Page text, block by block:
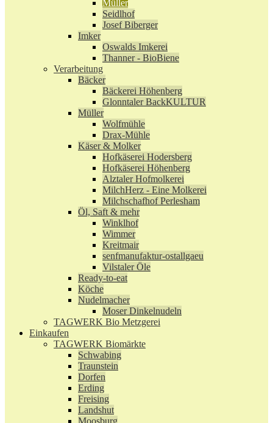
Müller
Seidlhof
Josef Biberger
Imker
Oswalds Imkerei
Thanner - BioBiene
Verarbeitung
Bäcker
Bäckerei Höhenberg
Glonntaler BackKULTUR
Müller
Wolfmühle
Drax-Mühle
Käser & Molker
Hofkäserei Hodersberg
Hofkäserei Höhenberg
Alztaler Hofmolkerei
MilchHerz - Eine Molkerei
Milchschafhof Perlesham
Öl, Saft & mehr
Winklhof
Wimmer
Kreitmair
senfmanufaktur-ostallgaeu
Vilstaler Öle
Ready-to-eat
Köche
Nudelmacher
Moser Dinkelnudeln
TAGWERK Bio Metzgerei
Einkaufen
TAGWERK Biomärkte
Schwabing
Traunstein
Dorfen
Erding
Freising
Landshut
Moosburg